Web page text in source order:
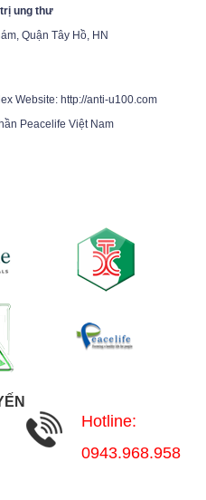
ung thư
Quận Tây Hồ, HN
Website: http://anti-u100.com
Peacelife Việt Nam
Hotline:
0943.968.958